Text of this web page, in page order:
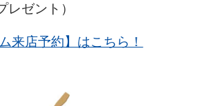
レゼント）
来店予約】はこちら！